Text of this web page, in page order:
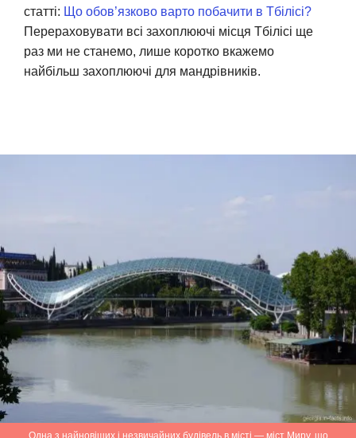
статті: Що обов’язково варто побачити в Тбілісі?
Перераховувати всі захоплюючі місця Тбілісі ще
раз ми не станемо, лише коротко вкажемо
найбільш захоплюючі для мандрівників.
Одна з найновіших і незвичайних будівель в місті — міст Миру, що